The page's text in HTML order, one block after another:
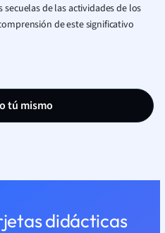
de las actividades de los
de este significativo
tú mismo
didácticas